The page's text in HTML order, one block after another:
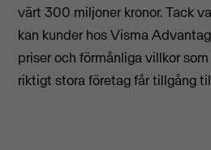
värt 300 miljoner kronor. Tack
kan kunder hos Visma
priser och förmånliga villkor
riktigt stora företag får tillgång